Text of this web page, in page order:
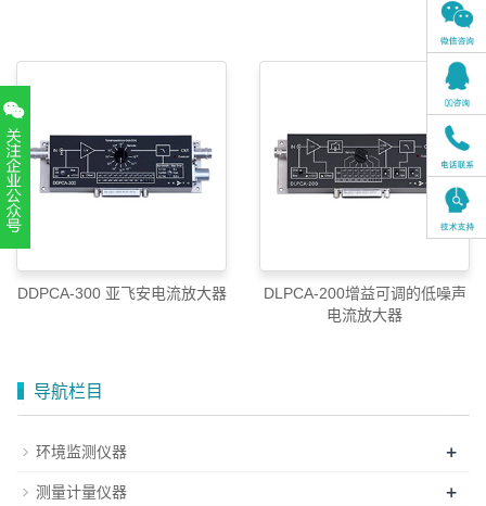
DDPCA-300 亚飞安电流放大器
DLPCA-200增益可调的低噪声
电流放大器
导航栏目
环境监测仪器 +
测量计量仪器 +
扫一扫，关注官方账号
010-52867771